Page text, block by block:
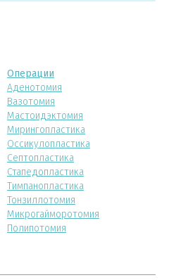
Операции
Аденотомия
Вазотомия
Мастоидэктомия
Мирингопластика
Оссикулопластика
Септопластика
Стапедопластика
Тимпанопластика
Тонзиллотомия
Микрогайморотомия
Полипотомия